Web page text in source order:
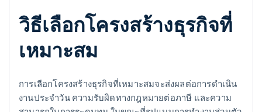
วิธีเลือกโครงสร้างธุรกิจที่
เหมาะสม
การเลือกโครงสร้างธุรกิจที่เหมาะสมจะส่งผลต่อการดำเนิน
งานประจำวัน ความรับผิดทางกฎหมายต่อภาษี และความ